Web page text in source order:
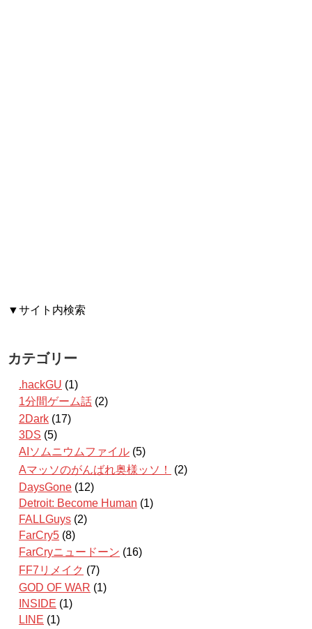
▼サイト内検索
カテゴリー
.hackGU (1)
1分間ゲーム話 (2)
2Dark (17)
3DS (5)
AIソムニウムファイル (5)
Aマッソのがんばれ奥様ッソ！
(2)
DaysGone (12)
Detroit: Become Human (1)
FALLGuys (2)
FarCry5 (8)
FarCryニュードーン (16)
FF7リメイク (7)
GOD OF WAR (1)
INSIDE (1)
LINE (1)